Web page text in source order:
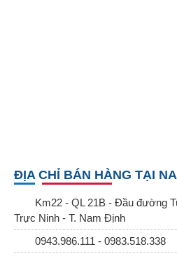
ĐỊA CHỈ BÁN HÀNG TẠI
Km22 - QL 21B - Đầu đường
Trực Ninh - T. Nam Định
0943.986.111 - 0983.518.338